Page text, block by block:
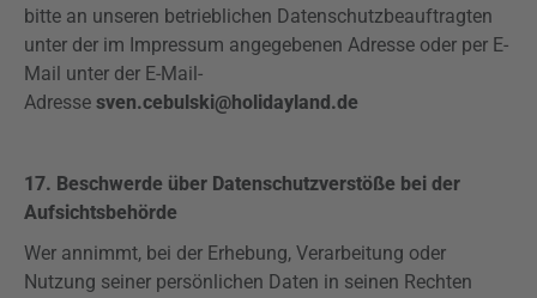
bitte an unseren betrieblichen Datenschutzbeauftragten
unter der im Impressum angegebenen Adresse oder per E-
Mail unter der E-Mail-
Adresse sven.cebulski@holidayland.de
17. Beschwerde über Datenschutzverstöße bei der
Aufsichtsbehörde
Wer annimmt, bei der Erhebung, Verarbeitung oder
Nutzung seiner persönlichen Daten in seinen Rechten